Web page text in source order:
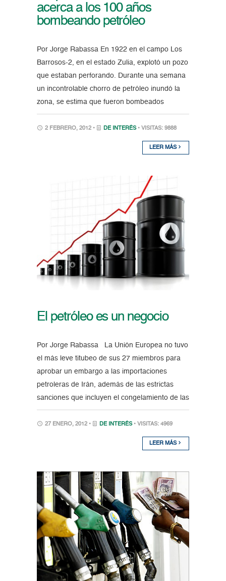
acerca a los 100 años
bombeando petróleo
Por Jorge Rabassa En 1922 en el campo Los
Barrosos-2, en el estado Zulia, explotó un pozo
que estaban perforando. Durante una semana
un incontrolable chorro de petróleo inundó la
zona, se estima que fueron bombeados
2 FEBRERO, 2012 • DE INTERÉS • VISITAS: 9888
LEER MÁS
El petróleo es un negocio
Por Jorge Rabassa La Unión Europea no tuvo
el más leve titubeo de sus 27 miembros para
aprobar un embargo a las importaciones
petroleras de Irán, además de las estrictas
sanciones que incluyen el congelamiento de las
27 ENERO, 2012 • DE INTERÉS • VISITAS: 4969
LEER MÁS